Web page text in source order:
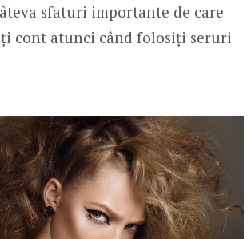
sfaturi importante de care
cont atunci când folosiți seruri